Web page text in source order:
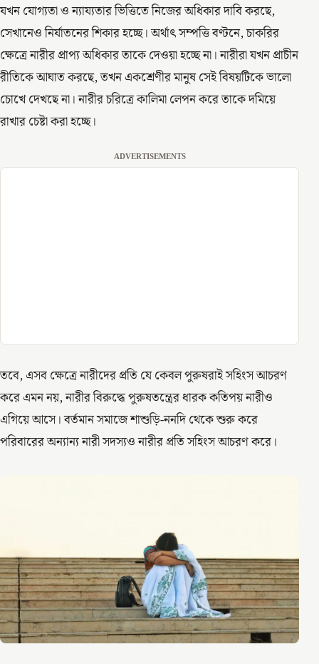
যখন যোগ্যতা ও ন্যায্যতার ভিত্তিতে নিজের অধিকার দাবি করছে,
সেখানেও নির্যাতনের শিকার হচ্ছে। অর্থাৎ সম্পত্তি বণ্টনে, চাকরির
ক্ষেত্রে নারীর প্রাপ্য অধিকার তাকে দেওয়া হচ্ছে না। নারীরা যখন প্রাচীন
রীতিকে আঘাত করছে, তখন একশ্রেণীর মানুষ সেই বিষয়টিকে ভালো
চোখে দেখছে না। নারীর চরিত্রে কালিমা লেপন করে তাকে দমিয়ে
রাখার চেষ্টা করা হচ্ছে।
ADVERTISEMENTS
তবে, এসব ক্ষেত্রে নারীদের প্রতি যে কেবল পুরুষরাই সহিংস আচরণ
করে এমন নয়, নারীর বিরুদ্ধে পুরুষতন্ত্রের ধারক কতিপয় নারীও
এগিয়ে আসে। বর্তমান সমাজে শাশুড়ি-ননদি থেকে শুরু করে
পরিবারের অন্যান্য নারী সদস্যও নারীর প্রতি সহিংস আচরণ করে।